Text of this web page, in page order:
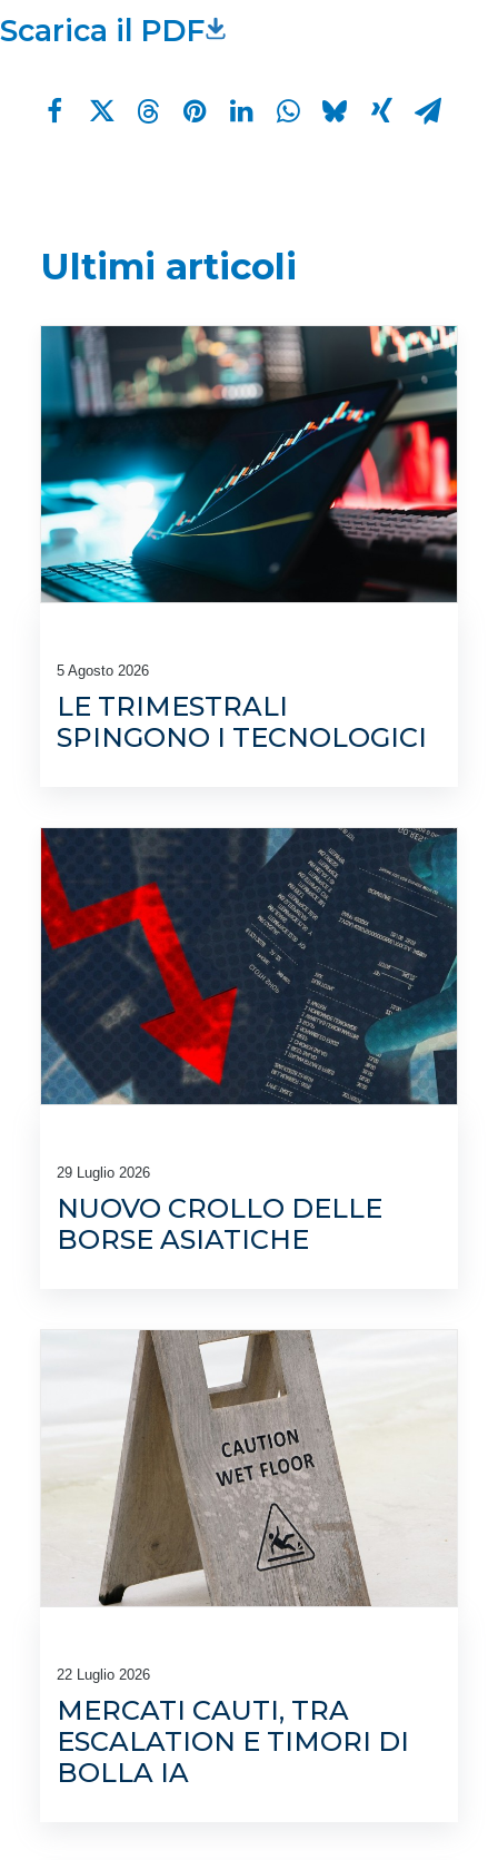
Scarica il PDF
Ultimi articoli
5 Agosto 2026
LE TRIMESTRALI
SPINGONO I TECNOLOGICI
29 Luglio 2026
NUOVO CROLLO DELLE
BORSE ASIATICHE
22 Luglio 2026
MERCATI CAUTI, TRA
ESCALATION E TIMORI DI
BOLLA IA